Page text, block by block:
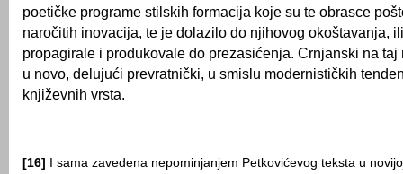
poetičke programe stilskih formacija koje su te obrasce
naročitih inovacija, te je dolazilo do njihovog okoštavanja,
propagirale i produkovale do prezasićenja. Crnjanski na taj
u novo, delujući prevratnički, u smislu modernističkih
književnih vrsta.
[16]
I sama zavedena nepominjanjem Petkovićevog teksta u